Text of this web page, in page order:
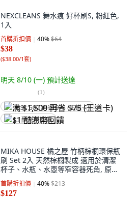
NEXCLEANS 舞水痕 好杯刷S, 粉紅色,
1入
首購折扣價 40%$64
$38
($38.00/1套)
明天 8/10 (一) 預計送達
(1)
满 $1,500 再省 $75 (王道卡)
$1 酷澎幣回饋
MIKA HOUSE 橘之屋 竹柄棕櫚環保瓶
刷 Set 2入 天然棕櫚製成 適用於清潔
杯子、水瓶、水壺等窄容器死角, 原木
色 + 棕色, 1組
首購折扣價 40%$213
$127